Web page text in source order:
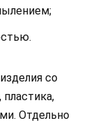
со
Отдельно